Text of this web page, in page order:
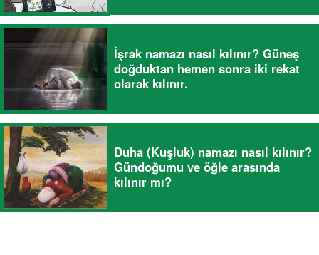
İşrak namazı nasıl kılınır? Güneş
doğduktan hemen sonra iki rekat
olarak kılınır.
Duha (Kuşluk) namazı nasıl kılınır?
Gündoğumu ve öğle arasında
kılınır mı?